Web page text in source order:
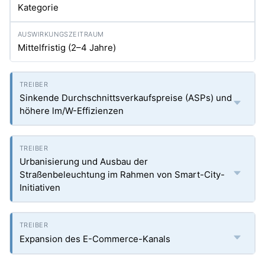
Kategorie
Mittelfristig (2–4 Jahre)
Sinkende Durchschnittsverkaufspreise (ASPs) und
höhere lm/W-Effizienzen
Urbanisierung und Ausbau der
Straßenbeleuchtung im Rahmen von Smart-City-
Initiativen
Expansion des E-Commerce-Kanals